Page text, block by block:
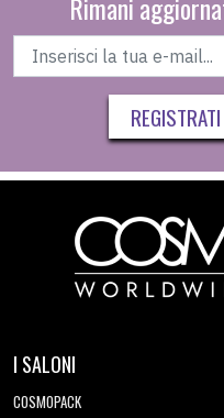
Rimani
I SALONI
COSMOPACK